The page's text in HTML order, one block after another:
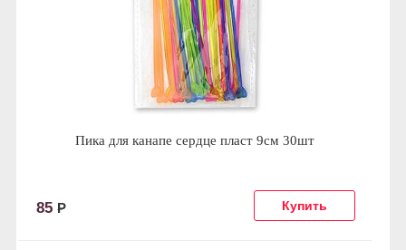
Пика для канапе сердце пласт 9см 30шт
85 Р